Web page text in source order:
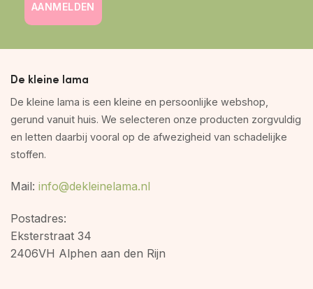
AANMELDEN
De kleine lama
De kleine lama is een kleine en persoonlijke webshop,
gerund vanuit huis. We selecteren onze producten zorgvuldig
en letten daarbij vooral op de afwezigheid van schadelijke
stoffen.
Mail: info@dekleinelama.nl
Postadres:
Eksterstraat 34
2406VH Alphen aan den Rijn